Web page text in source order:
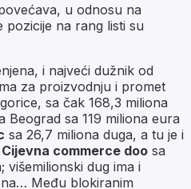
u odnosu na
pozicije na rang listi su
i najveći dužnik od
za proizvodnju i promet
sa čak 168,3 miliona
Beograd sa 119 miliona eura
sa 26,7 miliona duga, a tu je i
Cijevna commerce doo sa
višemilionski dug ima i
Među blokiranim